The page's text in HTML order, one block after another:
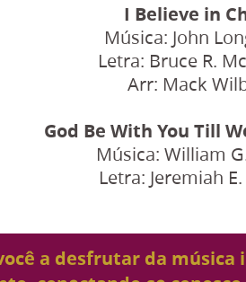
I Believe in
Música: John
Letra: Bruce R.
Arr: Mack
God Be With You Till
Música: William
Letra: Jeremiah
a desfrutar da